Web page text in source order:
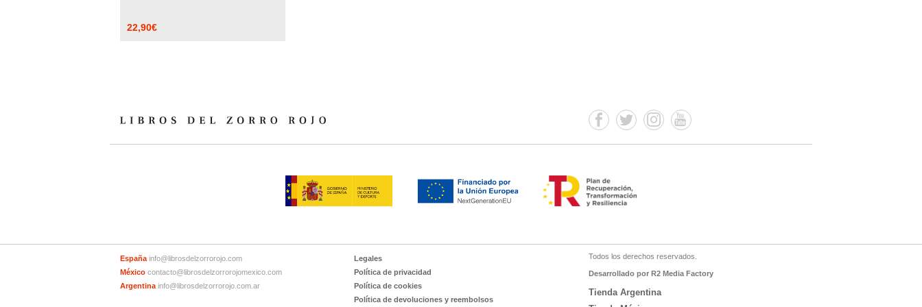
22,90€
España info@librosdelzorrorojo.com
México contacto@librosdelzorrorojomexico.com
Argentina info@librosdelzorrorojo.com.ar
Legales
Política de privacidad
Política de cookies
Política de devoluciones y reembolsos
Todos los derechos reservados.
Desarrollado por R2 Media Factory
Tienda Argentina